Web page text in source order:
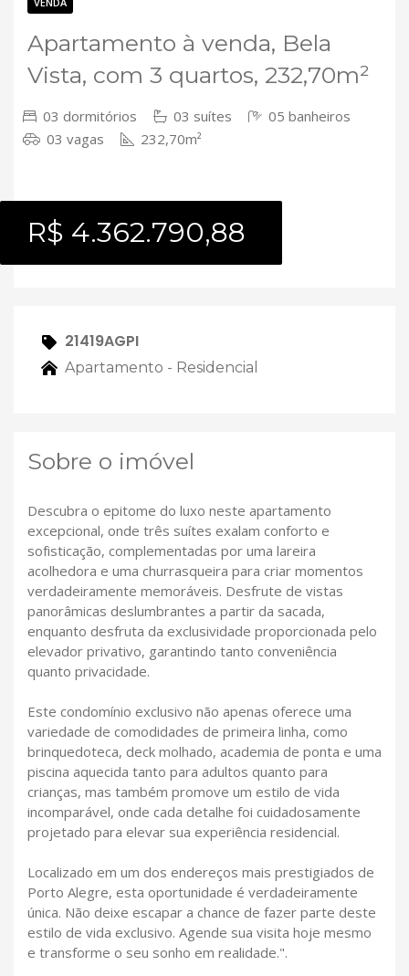
Apartamento à venda, Bela
Vista, com 3 quartos, 232,70m²
03 dormitórios 03 suítes
05 banheiros
03 vagas
232,70m²
R$ 4.362.790,88
21419AGPI
Apartamento - Residencial
Sobre o imóvel
Descubra o epitome do luxo neste apartamento
excepcional, onde três suítes exalam conforto e
sofisticação, complementadas por uma lareira
acolhedora e uma churrasqueira para criar momentos
verdadeiramente memoráveis. Desfrute de vistas
panorâmicas deslumbrantes a partir da sacada,
enquanto desfruta da exclusividade proporcionada pelo
elevador privativo, garantindo tanto conveniência
quanto privacidade.
Este condomínio exclusivo não apenas oferece uma
variedade de comodidades de primeira linha, como
brinquedoteca, deck molhado, academia de ponta e uma
piscina aquecida tanto para adultos quanto para
crianças, mas também promove um estilo de vida
incomparável, onde cada detalhe foi cuidadosamente
projetado para elevar sua experiência residencial.
Localizado em um dos endereços mais prestigiados de
Porto Alegre, esta oportunidade é verdadeiramente
única. Não deixe escapar a chance de fazer parte deste
estilo de vida exclusivo. Agende sua visita hoje mesmo
e transforme o seu sonho em realidade.".